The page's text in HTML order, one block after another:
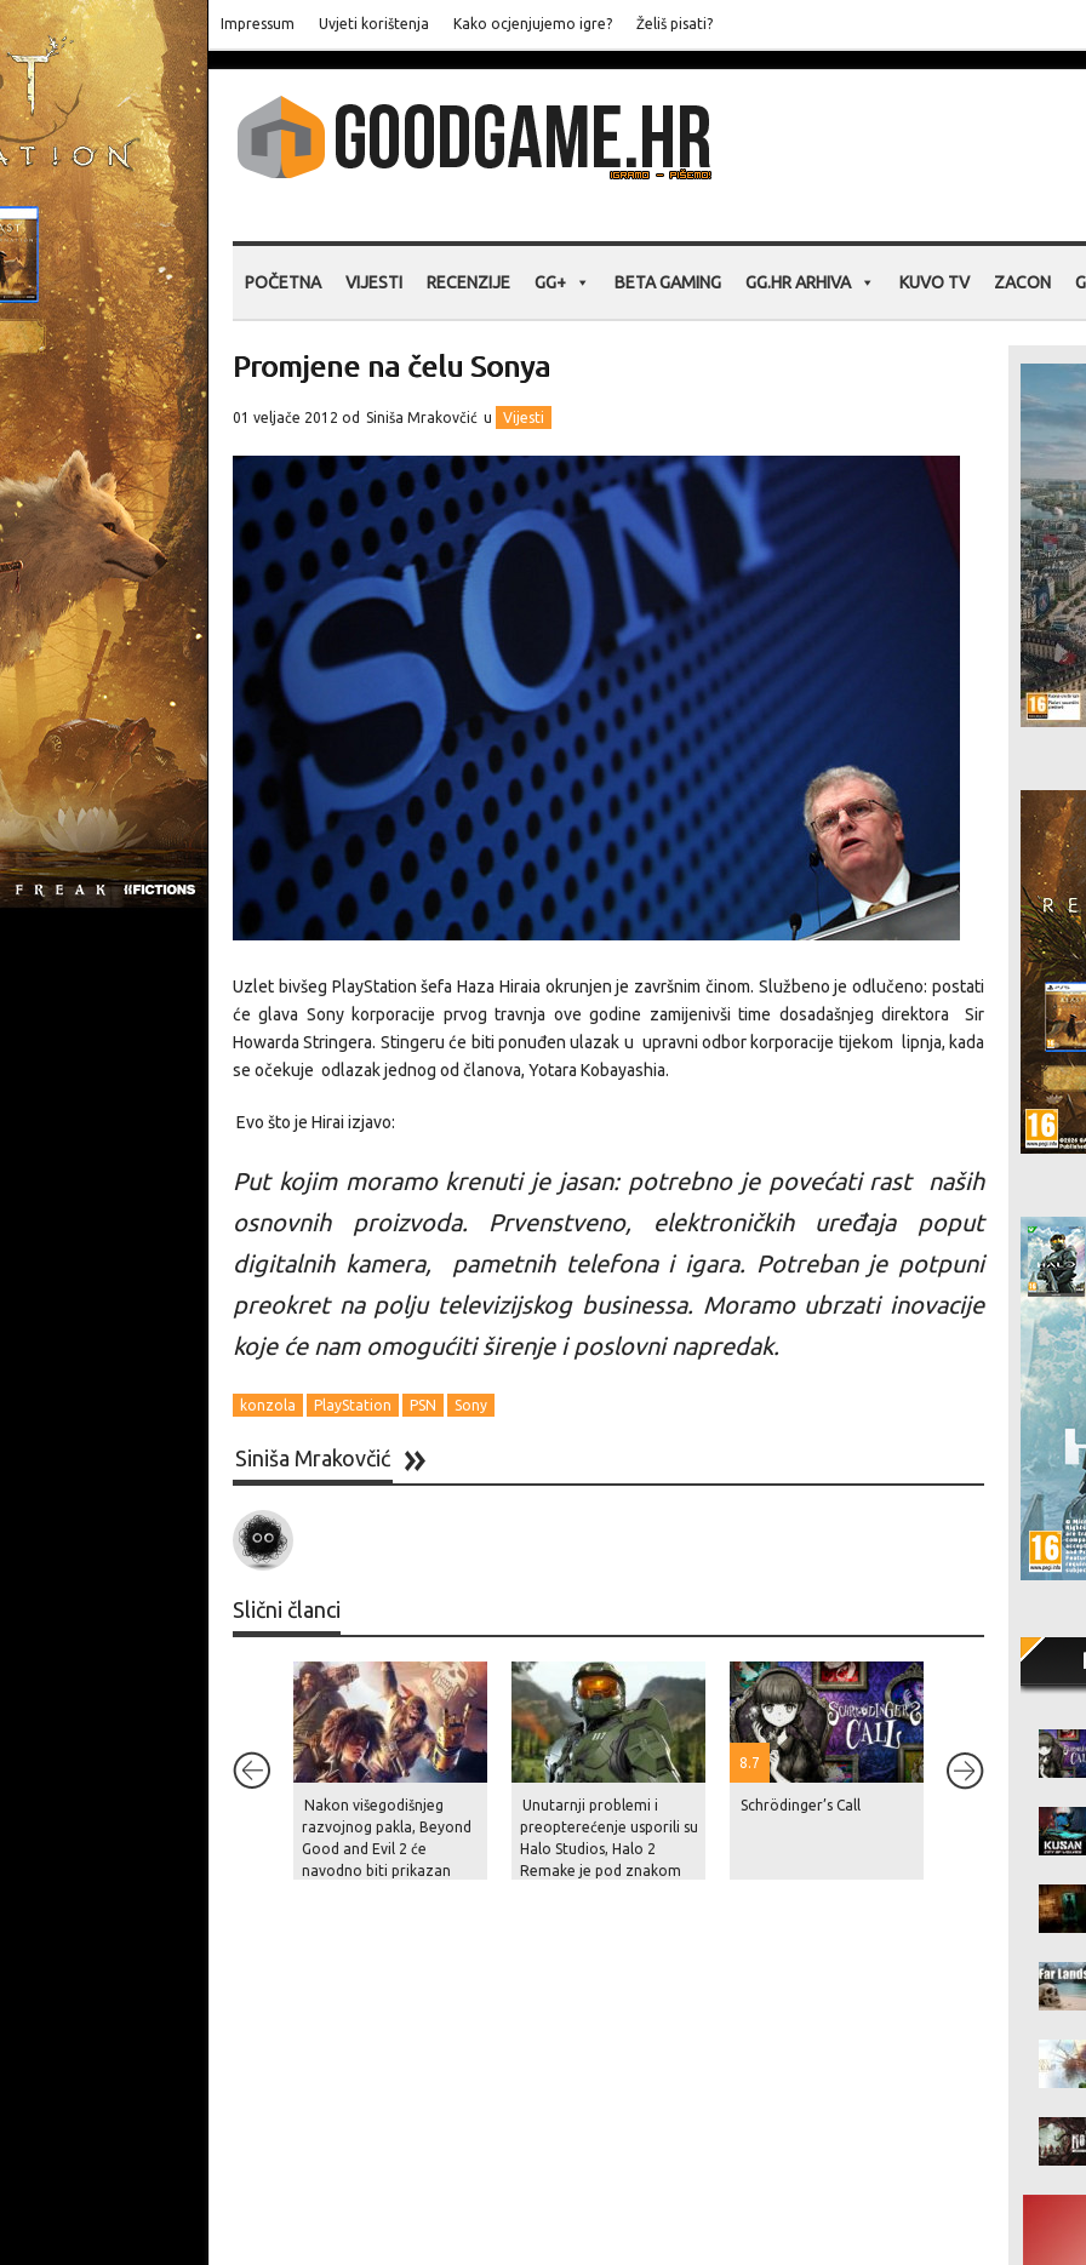
Impressum Uvjeti korištenja Kako ocjenjujemo igre? Želiš pisati?
POČETNA VIJESTI RECENZIJE GG+ BETA GAMING GG.HR ARHIVA KUVO TV ZACON
Promjene na čelu Sonya
01 veljače 2012 od Siniša Mrakovčić u Vijesti
Uzlet bivšeg PlayStation šefa Haza Hiraia okrunjen je završnim činom. Službeno je odlučeno: postati
će glava Sony korporacije prvog travnja ove godine zamijenivši time dosadašnjeg direktora Sir
Howarda Stringera. Stingeru će biti ponuđen ulazak u upravni odbor korporacije tijekom lipnja, kada
se očekuje odlazak jednog od članova, Yotara Kobayashia.
Evo što je Hirai izjavo:
Put kojim moramo krenuti je jasan: potrebno je povećati rast naših
osnovnih proizvoda. Prvenstveno, elektroničkih uređaja poput
digitalnih kamera, pametnih telefona i igara. Potreban je potpuni
preokret na polju televizijskog businessa. Moramo ubrzati inovacije
koje će nam omogućiti širenje i poslovni napredak.
konzola PlayStation PSN Sony
Siniša Mrakovčić
Slični članci
Nakon višegodišnjeg
razvojnog pakla, Beyond
Good and Evil 2 će
navodno biti prikazan
Unutarnji problemi i
preopterećenje usporili su
Halo Studios, Halo 2
Remake je pod znakom
8.7
Schrödinger’s Call
Netflix je navodno
Rockstaru blizu 100
milijuna dolara za
prikaza GTA VI